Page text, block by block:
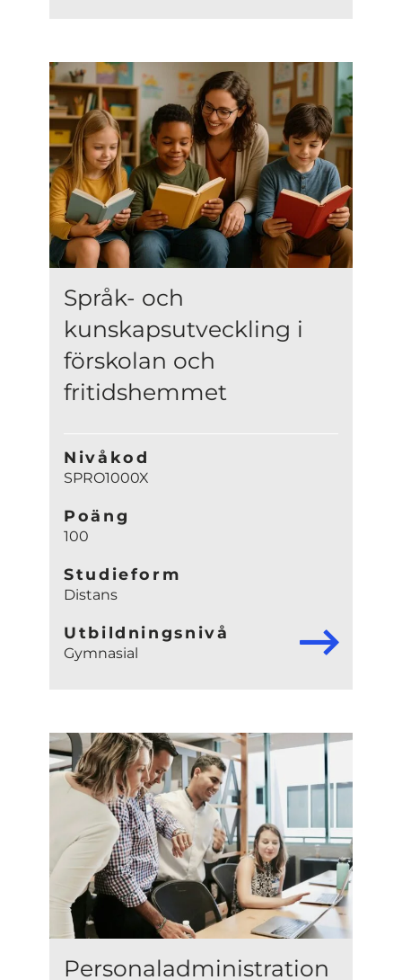
Språk- och
kunskapsutveckling i
förskolan och
fritidshemmet
Nivåkod
SPRO1000X
Poäng
100
Studieform
Distans
Utbildningsnivå
Gymnasial
Personaladministration